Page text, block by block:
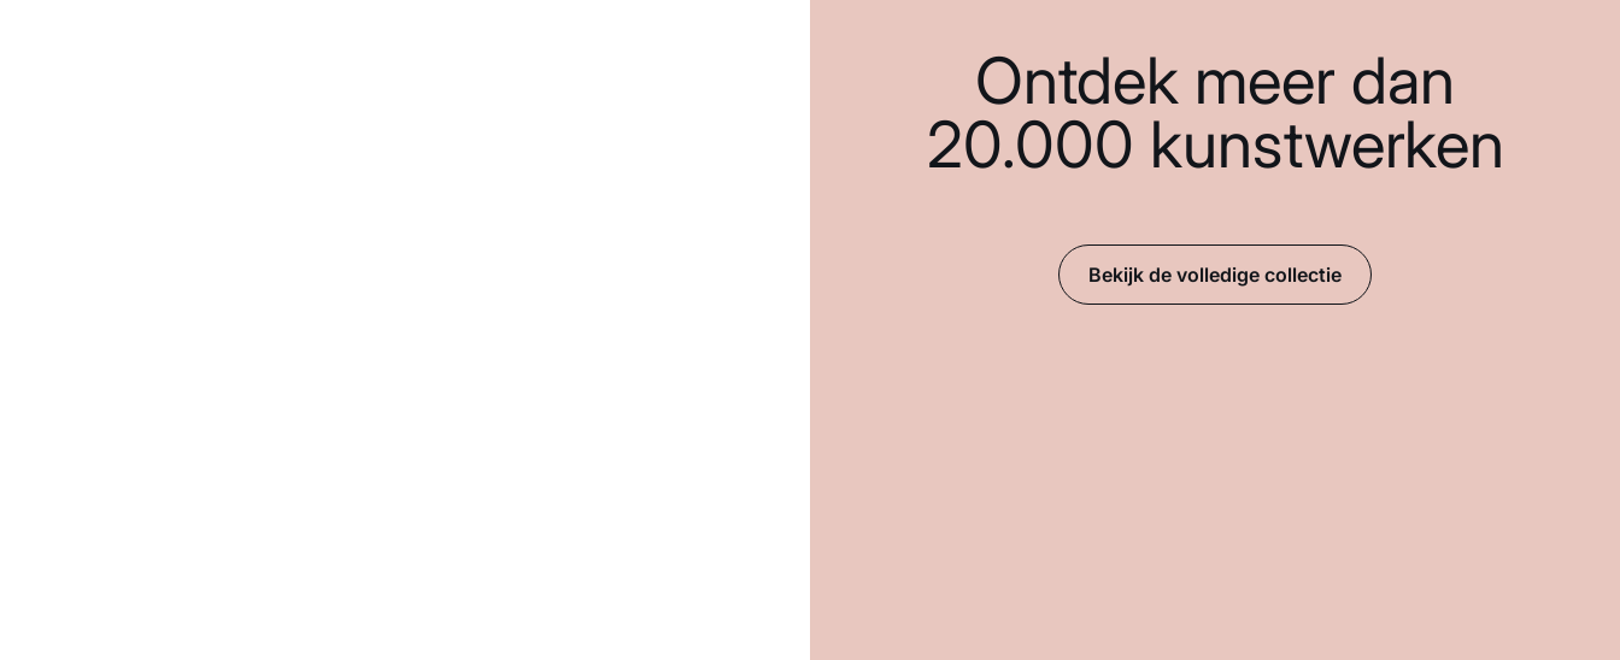
Ontdek meer dan
20.000 kunstwerken
Bekijk de volledige collectie